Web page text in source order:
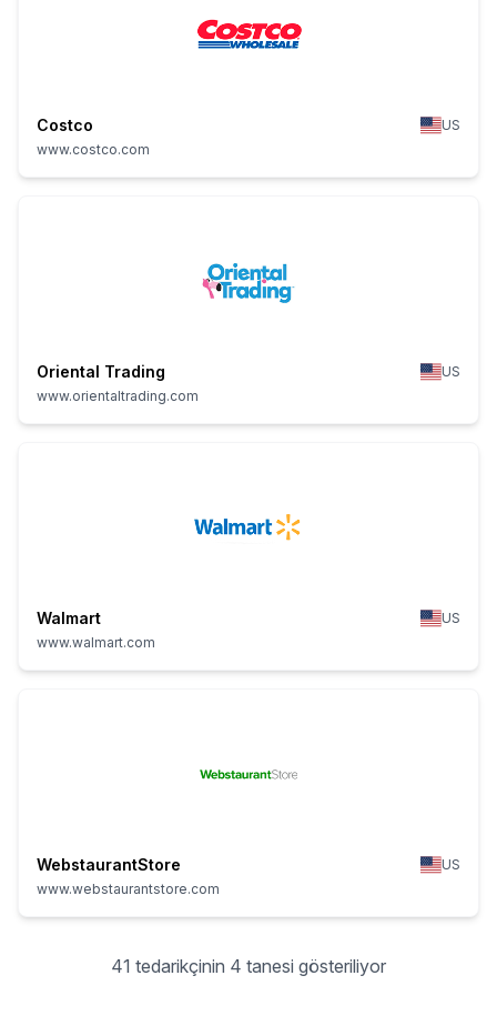
Costco
US
www.costco.com
Oriental Trading
US
www.orientaltrading.com
Walmart
US
www.walmart.com
WebstaurantStore
US
www.webstaurantstore.com
41 tedarikçinin 4 tanesi gösteriliyor